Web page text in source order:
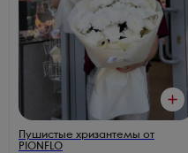
Пушистые хризантемы от
PIONFLO